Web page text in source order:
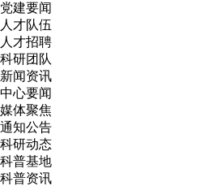
党建要闻
人才队伍
人才招聘
科研团队
新闻资讯
中心要闻
媒体聚焦
通知公告
科研动态
科普基地
科普资讯